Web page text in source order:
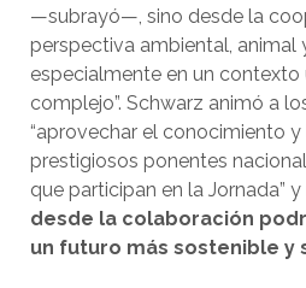
—subrayó—, sino desde la
perspectiva ambiental, animal
especialmente en un
complejo”. Schwarz animó a
“aprovechar el conocimiento
prestigiosos ponentes
que participan en la Jornada”
desde la colaboración
un futuro más sostenible y